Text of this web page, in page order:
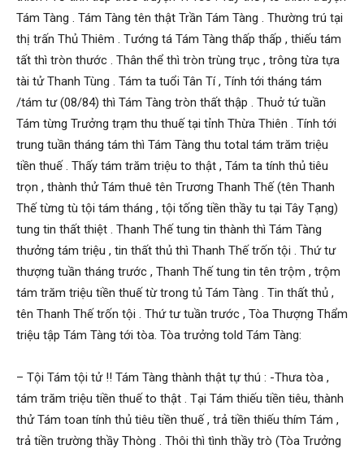
Tám Tàng . Tám Tàng tên thật Trần Tám Tàng . Thường trú tại
thị trấn Thủ Thiêm . Tướng tá Tám Tàng thấp thấp , thiếu tám
tất thì tròn thước . Thân thể thì tròn trùng trục , trông từa tựa
tài tử Thanh Tùng . Tám ta tuổi Tân Tí , Tính tới tháng tám
/tám tư (08/84) thì Tám Tàng tròn thất thập . Thuở tứ tuần
Tám từng Trưởng trạm thu thuế tại tỉnh Thừa Thiên . Tính tới
trung tuần tháng tám thì Tám Tàng thu total tám trăm triệu
tiền thuế . Thấy tám trăm triệu to thật , Tám ta tính thủ tiêu
trọn , thành thử Tám thuê tên Trương Thanh Thế (tên Thanh
Thế từng tù tội tám tháng , tội tống tiền thầy tu tại Tây Tạng)
tung tin thất thiệt . Thanh Thế tung tin thành thì Tám Tàng
thưởng tám triệu , tin thất thủ thì Thanh Thế trốn tội . Thứ tư
thượng tuần tháng trước , Thanh Thế tung tin tên trộm , trộm
tám trăm triệu tiền thuế từ trong tủ Tám Tàng . Tin thất thủ ,
tên Thanh Thế trốn tội . Thứ tư tuần trước , Tòa Thượng Thẩm
triệu tập Tám Tàng tới tòa. Tòa trưởng told Tám Tàng:
– Tội Tám tội tử !! Tám Tàng thành thật tự thú : -Thưa tòa ,
tám trăm triệu tiền thuế to thật . Tại Tám thiếu tiền tiêu, thành
thử Tám toan tính thủ tiêu tiền thuế , trả tiền thiếu thím Tám ,
trả tiền trường thầy Thòng . Thôi thì tình thầy trò (Tòa Trưởng